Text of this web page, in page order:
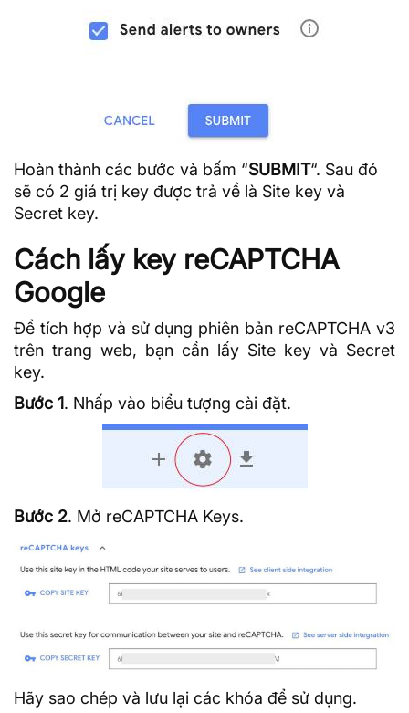
Hoàn thành các bước và bấm “SUBMIT“. Sau đó
sẽ có 2 giá trị key được trả về là Site key và
Secret key.
Cách lấy key reCAPTCHA
Google
Để tích hợp và sử dụng phiên bản reCAPTCHA v3
trên trang web, bạn cần lấy Site key và Secret
key.
Bước 1. Nhấp vào biểu tượng cài đặt.
Bước 2. Mở reCAPTCHA Keys.
Hãy sao chép và lưu lại các khóa để sử dụng.